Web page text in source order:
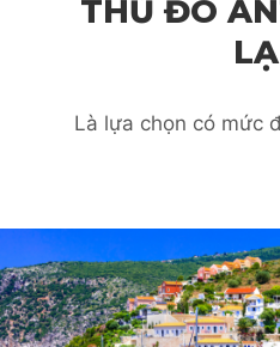
THỦ ĐÔ
Là lựa chọn có mức